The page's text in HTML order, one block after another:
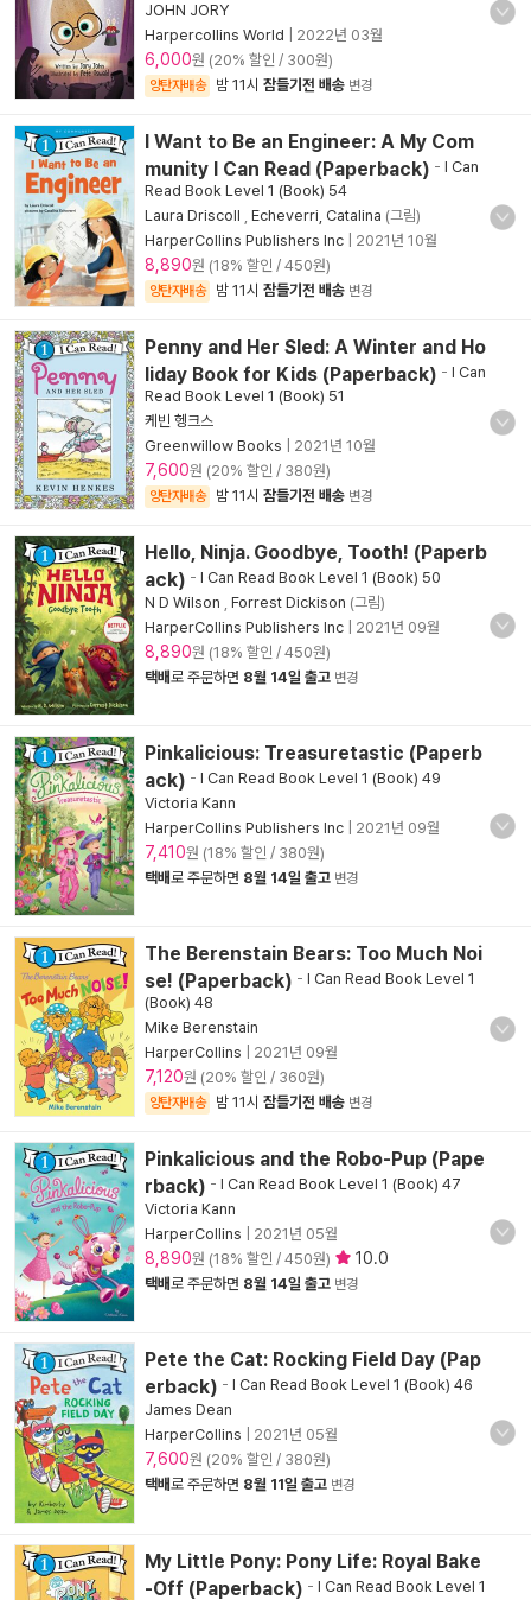
JOHN JORY
Harpercollins World
2022년 03월
6,000원 (20% 할인 / 300원)
양탄자배송 밤 11시 잠들기전 배송 변경
I Want to Be an Engineer: A My Com
munity I Can Read (Paperback) - I Can
Read Book Level 1 (Book) 54
Laura Driscoll
Echeverri, Catalina (그림)
HarperCollins Publishers Inc
2021년 10월
8,890원 (18% 할인 / 450원)
양탄자배송 밤 11시 잠들기전 배송 변경
Penny and Her Sled: A Winter and Ho
liday Book for Kids (Paperback) - I Can
Read Book Level 1 (Book) 51
케빈 헹크스
Greenwillow Books
2021년 10월
7,600원 (20% 할인 / 380원)
양탄자배송 밤 11시 잠들기전 배송 변경
Hello, Ninja. Goodbye, Tooth! (Paperb
ack) - I Can Read Book Level 1 (Book) 50
N D Wilson
Forrest Dickison (그림)
HarperCollins Publishers Inc
2021년 09월
8,890원 (18% 할인 / 450원)
택배로 주문하면 8월 14일 출고 변경
Pinkalicious: Treasuretastic (Paperb
ack) - I Can Read Book Level 1 (Book) 49
Victoria Kann
HarperCollins Publishers Inc
2021년 09월
7,410원 (18% 할인 / 380원)
택배로 주문하면 8월 14일 출고 변경
The Berenstain Bears: Too Much Noi
se! (Paperback) - I Can Read Book Level 1
(Book) 48
Mike Berenstain
HarperCollins
2021년 09월
7,120원 (20% 할인 / 360원)
양탄자배송 밤 11시 잠들기전 배송 변경
Pinkalicious and the Robo-Pup (Pape
rback) - I Can Read Book Level 1 (Book) 47
Victoria Kann
HarperCollins
2021년 05월
8,890원 (18% 할인 / 450원) 10.0
택배로 주문하면 8월 14일 출고 변경
Pete the Cat: Rocking Field Day (Pap
erback) - I Can Read Book Level 1 (Book) 46
James Dean
HarperCollins
2021년 05월
7,600원 (20% 할인 / 380원)
택배로 주문하면 8월 11일 출고 변경
My Little Pony: Pony Life: Royal Bake
-Off (Paperback) - I Can Read Book Level 1